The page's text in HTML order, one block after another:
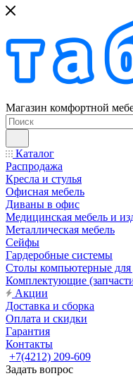
Магазин комфортной
Каталог
Распродажа
Кресла и стулья
Офисная мебель
Диваны в офис
Медицинская мебель и
Металлическая мебель
Сейфы
Гардеробные системы
Столы компьютерные для
Комплектующие
Акции
Доставка и сборка
Оплата и скидки
Гарантия
Контакты
+7(4212) 209-609
Задать вопрос